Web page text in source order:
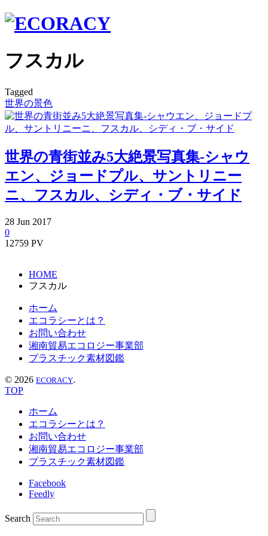
フスカル
Tagged
世界の景色
世界の青街並み5大絶景写真集-シャウ
エン、ジョードプル、サントリニー
ニ、フスカル、シディ・ブ・サイド
28 Jun 2017
0
12759 PV
HOME
フスカル
ホーム
エコラシーとは？
お問い合わせ
湘南貿易エコロジー事業部
プラスチック素材図鑑
© 2026 ECORACY.
TOP
ホーム
エコラシーとは？
お問い合わせ
湘南貿易エコロジー事業部
プラスチック素材図鑑
Facebook
Feedly
Search